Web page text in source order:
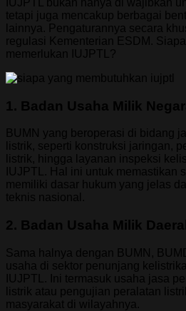
IUJPTL bukan hanya di wajibkan
tetapi juga mencakup berbagai
lainnya. Pengaturannya secara
regulasi Kementerian ESDM.
memerlukan IUJPTL?
1. Badan Usaha Milik
BUMN yang beroperasi di bidang
listrik, seperti konstruksi jaringan,
listrik, hingga layanan inspeksi
IUJPTL. Hal ini untuk memastikan
memiliki dasar hukum yang jelas
teknis nasional.
2. Badan Usaha Milik
Sama halnya dengan BUMN,
usaha di sektor penunjang
IUJPTL. Ini termasuk usaha jasa
listrik atau pengujian peralatan
masyarakat di wilayahnya.